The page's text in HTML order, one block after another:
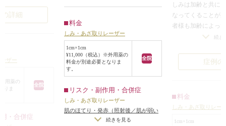
のシミです。
には、シミ取り専
いになりました。
。
になっても、毎日
詳細
ザー
用薬の
りま
全院
・合併症
レーザーが有効です。しみ・あざ取
りレーザーは、除去したい色素の状
態に合わせて調整することができ、
周囲の正常な組織にダメージを与え
ることなく、しみやあざを確実に取
り除くことができます。照射した部
分はかさぶたになった後、10日前後
で自然に剥がれ、最終的には写真の
ようにきれいな肌になります。
料金
しみ・あざ取りレーザー
1cm×1cm
¥11,000（税込）※外用薬の
料金が別途必要となりま
す。
全院
リスク・副作用・合併症
しみ・あざ取りレーザー
肌のほてり・発赤（照射後／肌が弱い
方・敏感肌の方）続きを見る
しみは加齢と共に
なってくることが
者様も加齢によっ
に悩まされていま
の患者様の場合は
メラニン色素をピ
照射時に多少の刺
輪ゴムで肌を弾い
の痛みです。照射
続き
症例
料金
しみ・あざ取りレー
1cm×1cm